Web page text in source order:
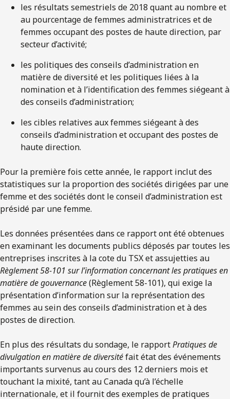
les résultats semestriels de 2018 quant au nombre et
au pourcentage de femmes administratrices et de
femmes occupant des postes de haute direction, par
secteur d’activité;
les politiques des conseils d’administration en
matière de diversité et les politiques liées à la
nomination et à l’identification des femmes siégeant à
des conseils d’administration;
les cibles relatives aux femmes siégeant à des
conseils d’administration et occupant des postes de
haute direction.
Pour la première fois cette année, le rapport inclut des
statistiques sur la proportion des sociétés dirigées par une
femme et des sociétés dont le conseil d’administration est
présidé par une femme.
Les données présentées dans ce rapport ont été obtenues
en examinant les documents publics déposés par toutes les
entreprises inscrites à la cote du TSX et assujetties au
Règlement 58-101 sur l’information concernant les pratiques en
matière de gouvernance(Règlement 58-101), qui exige la
présentation d’information sur la représentation des
femmes au sein des conseils d’administration et à des
postes de direction.
En plus des résultats du sondage, le rapportPratiques de
divulgation en matière de diversitéfait état des événements
importants survenus au cours des 12 derniers mois et
touchant la mixité, tant au Canada qu’à l’échelle
internationale, et il fournit des exemples de pratiques